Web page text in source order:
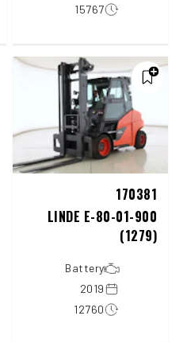
15767
170381
LINDE E-80-01-900
(1279)
Battery
2019
12760